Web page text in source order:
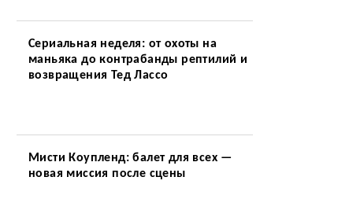
Сериальная неделя: от охоты на
маньяка до контрабанды рептилий и
возвращения Тед Лассо
Мисти Коупленд: балет для всех —
новая миссия после сцены